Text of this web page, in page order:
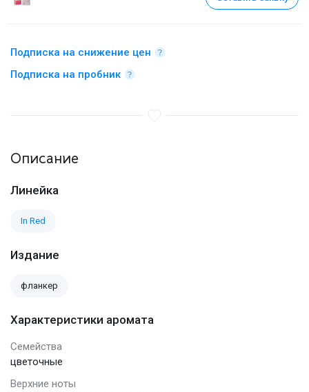
Подписка на снижение цен
Подписка на пробник
Описание
Линейка
In Red
Издание
фланкер
Характеристики аромата
Семейства
цветочные
Верхние ноты